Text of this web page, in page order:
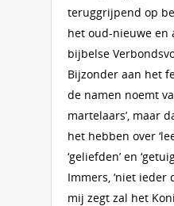
teruggrijpend op
het oud-nieuwe en
bijbelse
Bijzonder aan het
de namen noemt
martelaars’, maar
het hebben over
‘geliefden’ en
Immers, ‘niet ieder
mij zegt zal het